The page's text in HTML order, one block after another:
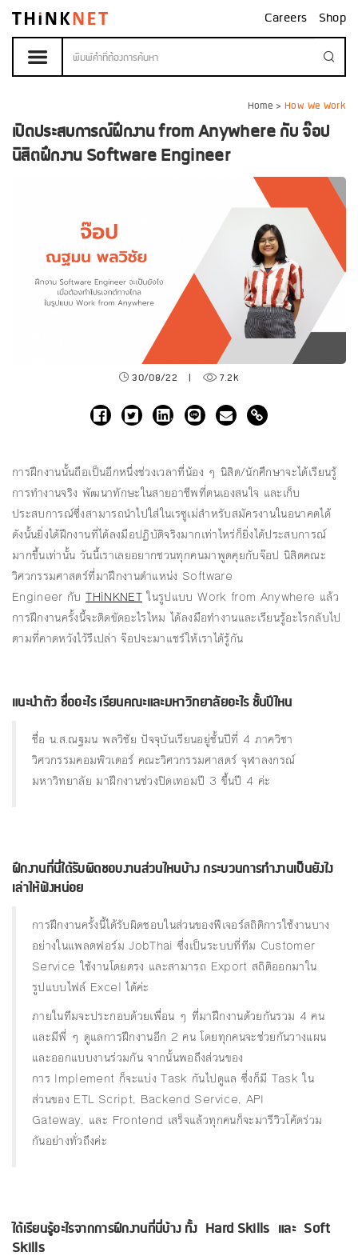
Careers Shop
Home >How We Work
เปิดประสบการณ์ฝึกงาน from Anywhere กับ จ๊อป
นิสิตฝึกงาน Software Engineer
30/08/22 | 7.2k
การฝึกงานนั้นถือเป็นอีกหนึ่งช่วงเวลาที่น้อง ๆ นิสิต/นักศึกษาจะได้เรียนรู้
การทำงานจริง พัฒนาทักษะในสายอาชีพที่ตนเองสนใจ และเก็บ
ประสบการณ์ซึ่งสามารถนำไปใส่ในเรซูเม่สำหรับสมัครงานในอนาคตได้
ดังนั้นยิ่งได้ฝึกงานที่ได้ลงมือปฏิบัติจริงมากเท่าไหร่ก็ยิ่งได้ประสบการณ์
มากขึ้นเท่านั้น วันนี้เราเลยอยากชวนทุกคนมาพูดคุยกับจ๊อป นิสิตคณะ
วิศวกรรมศาสตร์ที่มาฝึกงานตำแหน่ง Software
Engineer กับTHiNKNET ในรูปแบบ Work from Anywhere แล้ว
การฝึกงานครั้งนี้จะติดขัดอะไรไหม ได้ลงมือทำงานและเรียนรู้อะไรกลับไป
ตามที่คาดหวังไว้รึเปล่า จ๊อปจะมาแชร์ให้เราได้รู้กัน
แนะนําตัว ชื่ออะไร เรียนคณะและมหาวิทยาลัยอะไร ชั้นปีไหน
ชื่อ น.ส.ณฐมน พลวิชัย ปัจจุบันเรียนอยู่ชั้นปีที่ 4 ภาควิชา
วิศวกรรมคอมพิวเตอร์ คณะวิศวกรรมศาสตร์ จุฬาลงกรณ์
มหาวิทยาลัย มาฝึกงานช่วงปิดเทอมปี 3 ขึ้นปี 4 ค่ะ
ฝึกงานที่นี่ได้รับผิดชอบงานส่วนไหนบ้าง กระบวนการทํางานเป็นยังไง
เล่าให้ฟังหน่อย
การฝึกงานครั้งนี้ได้รับผิดชอบในส่วนของฟีเจอร์สถิติการใช้งานบาง
อย่างในแพลตฟอร์ม JobThai ซึ่งเป็นระบบที่ทีม Customer
Service ใช้งานโดยตรง และสามารถ Export สถิติออกมาใน
รูปแบบไฟล์ Excel ได้ค่ะ
ภายในทีมจะประกอบด้วยเพื่อน ๆ ที่มาฝึกงานด้วยกันรวม 4 คน
และมีพี่ ๆ ดูแลการฝึกงานอีก 2 คน โดยทุกคนจะช่วยกันวางแผน
และออกแบบงานร่วมกัน จากนั้นพอถึงส่วนของ
การ Implement ก็จะแบ่ง Task กันไปดูแล ซึ่งก็มี Task ใน
ส่วนของ ETL Script, Backend Service, API
Gateway, และ Frontend เสร็จแล้วทุกคนก็จะมารีวิวโค้ดร่วม
กันอย่างทั่วถึงค่ะ
ได้เรียนรู้อะไรจากการฝึกงานที่นี่บ้าง ทั้ง Hard Skills และ Soft
Skills